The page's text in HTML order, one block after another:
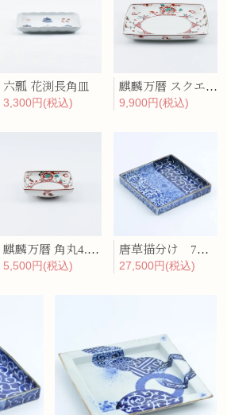
六瓢 花渕長角皿
3,300円(税込)
麒麟万暦 スクエア皿(大)
9,900円(税込)
麒麟万暦 角丸4.5寸浅鉢
5,500円(税込)
唐草描分け 7寸正角皿
27,500円(税込)